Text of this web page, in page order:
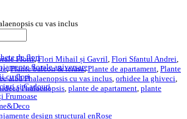
de flori
florale aniversare
cu flori
și Cadouri
Frumoase
design structural enRose
cu vas inclus
Florii,Flori Mihail și Gavril Flori Sfantul Andrei
,Plante balcon & terasa,Plante de apartament Plante
albă Phalaenopsis cu vas inclus orhidee la ghiveci
Phalaenopsis plante de apartament plante